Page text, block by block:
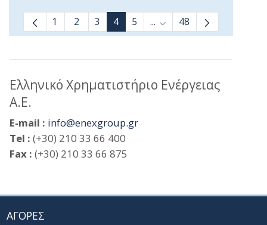
1 2 3 4 5 ... Ενδιάμεσες σελίδες
48
Ελληνικό Χρηματιστήριο Ενέργειας
Α.Ε.
E-mail : info@enexgroup.gr
Tel : (+30) 210 33 66 400
Fax : (+30) 210 33 66 875
ΑΓΟΡΕΣ